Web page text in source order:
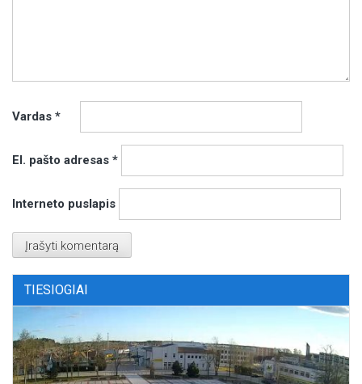
Vardas *
El. pašto adresas *
Interneto puslapis
TIESIOGIAI